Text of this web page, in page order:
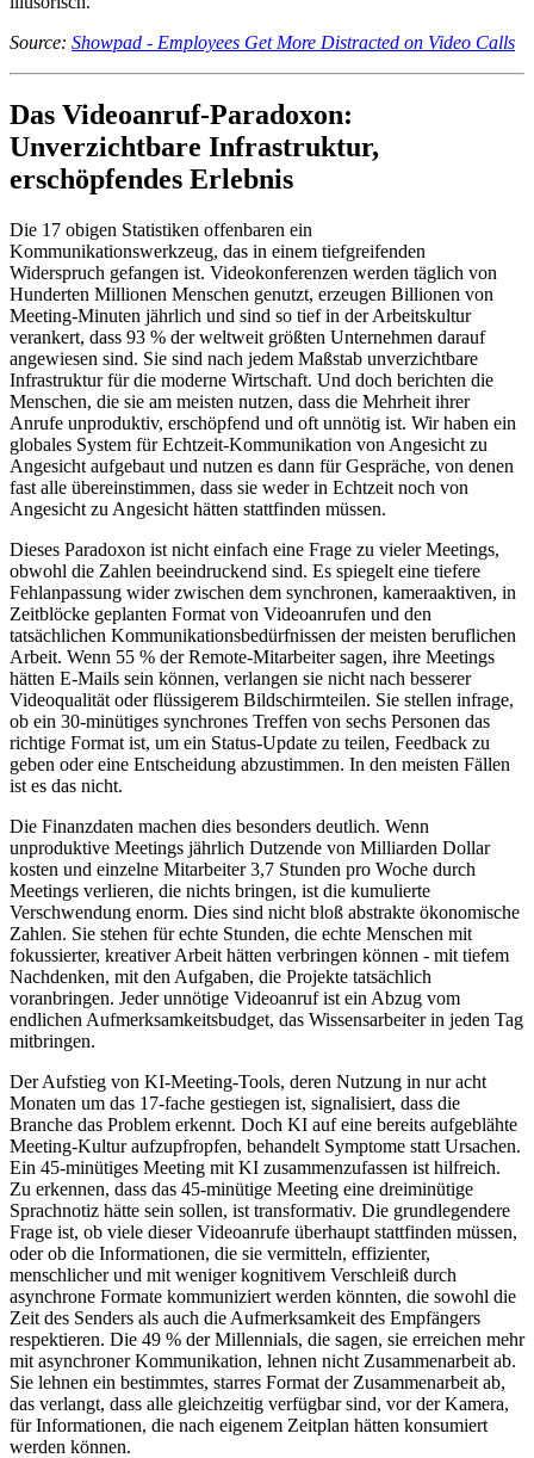
Source: Showpad - Employees Get More Distracted on Video Calls
Das Videoanruf-Paradoxon:
Unverzichtbare Infrastruktur,
erschöpfendes Erlebnis
Die 17 obigen Statistiken offenbaren ein
Kommunikationswerkzeug, das in einem tiefgreifenden
Widerspruch gefangen ist. Videokonferenzen werden täglich von
Hunderten Millionen Menschen genutzt, erzeugen Billionen von
Meeting-Minuten jährlich und sind so tief in der Arbeitskultur
verankert, dass 93 % der weltweit größten Unternehmen darauf
angewiesen sind. Sie sind nach jedem Maßstab unverzichtbare
Infrastruktur für die moderne Wirtschaft. Und doch berichten die
Menschen, die sie am meisten nutzen, dass die Mehrheit ihrer
Anrufe unproduktiv, erschöpfend und oft unnötig ist. Wir haben ein
globales System für Echtzeit-Kommunikation von Angesicht zu
Angesicht aufgebaut und nutzen es dann für Gespräche, von denen
fast alle übereinstimmen, dass sie weder in Echtzeit noch von
Angesicht zu Angesicht hätten stattfinden müssen.
Dieses Paradoxon ist nicht einfach eine Frage zu vieler Meetings,
obwohl die Zahlen beeindruckend sind. Es spiegelt eine tiefere
Fehlanpassung wider zwischen dem synchronen, kameraaktiven, in
Zeitblöcke geplanten Format von Videoanrufen und den
tatsächlichen Kommunikationsbedürfnissen der meisten beruflichen
Arbeit. Wenn 55 % der Remote-Mitarbeiter sagen, ihre Meetings
hätten E-Mails sein können, verlangen sie nicht nach besserer
Videoqualität oder flüssigerem Bildschirmteilen. Sie stellen infrage,
ob ein 30-minütiges synchrones Treffen von sechs Personen das
richtige Format ist, um ein Status-Update zu teilen, Feedback zu
geben oder eine Entscheidung abzustimmen. In den meisten Fällen
ist es das nicht.
Die Finanzdaten machen dies besonders deutlich. Wenn
unproduktive Meetings jährlich Dutzende von Milliarden Dollar
kosten und einzelne Mitarbeiter 3,7 Stunden pro Woche durch
Meetings verlieren, die nichts bringen, ist die kumulierte
Verschwendung enorm. Dies sind nicht bloß abstrakte ökonomische
Zahlen. Sie stehen für echte Stunden, die echte Menschen mit
fokussierter, kreativer Arbeit hätten verbringen können - mit tiefem
Nachdenken, mit den Aufgaben, die Projekte tatsächlich
voranbringen. Jeder unnötige Videoanruf ist ein Abzug vom
endlichen Aufmerksamkeitsbudget, das Wissensarbeiter in jeden Tag
mitbringen.
Der Aufstieg von KI-Meeting-Tools, deren Nutzung in nur acht
Monaten um das 17-fache gestiegen ist, signalisiert, dass die
Branche das Problem erkennt. Doch KI auf eine bereits aufgeblähte
Meeting-Kultur aufzupfropfen, behandelt Symptome statt Ursachen.
Ein 45-minütiges Meeting mit KI zusammenzufassen ist hilfreich.
Zu erkennen, dass das 45-minütige Meeting eine dreiminütige
Sprachnotiz hätte sein sollen, ist transformativ. Die grundlegendere
Frage ist, ob viele dieser Videoanrufe überhaupt stattfinden müssen,
oder ob die Informationen, die sie vermitteln, effizienter,
menschlicher und mit weniger kognitivem Verschleiß durch
asynchrone Formate kommuniziert werden könnten, die sowohl die
Zeit des Senders als auch die Aufmerksamkeit des Empfängers
respektieren. Die 49 % der Millennials, die sagen, sie erreichen mehr
mit asynchroner Kommunikation, lehnen nicht Zusammenarbeit ab.
Sie lehnen ein bestimmtes, starres Format der Zusammenarbeit ab,
das verlangt, dass alle gleichzeitig verfügbar sind, vor der Kamera,
für Informationen, die nach eigenem Zeitplan hätten konsumiert
werden können.